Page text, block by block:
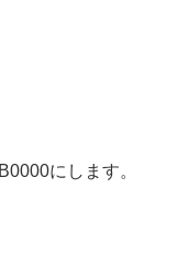
にします。